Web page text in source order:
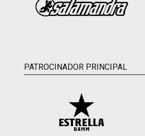
PATROCINADOR PRINCIPAL